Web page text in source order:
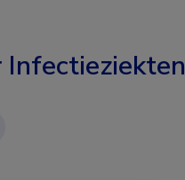
Infectieziekten